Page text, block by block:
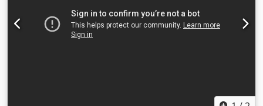
postázás esetén külön költségek merülnek fel, amelyek a
szállítás helyétől és mennyiségétől függően kérésre